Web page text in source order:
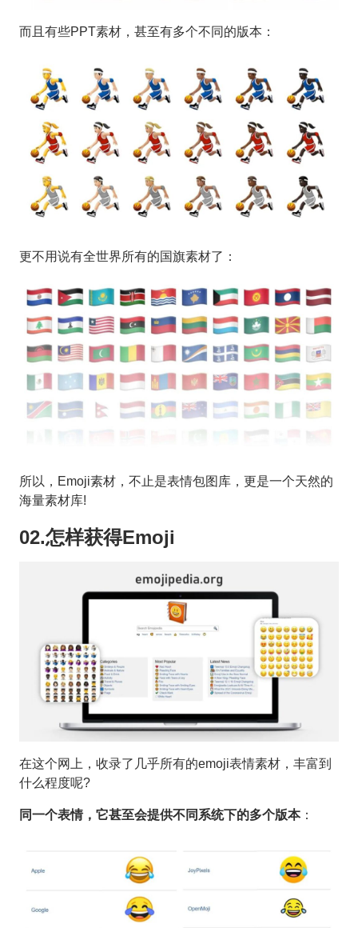
而且有些PPT素材，甚至有多个不同的版本：
更不用说有全世界所有的国旗素材了：
所以，Emoji素材，不止是表情包图库，更是一个天然的
海量素材库!
02.怎样获得Emoji
在这个网上，收录了几乎所有的emoji表情素材，丰富到
什么程度呢?
同一个表情，它甚至会提供不同系统下的多个版本：